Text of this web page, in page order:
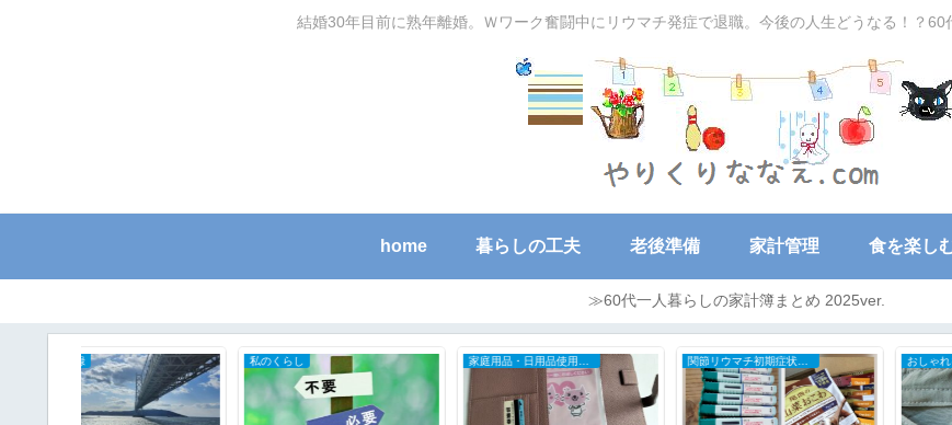
結婚30年目前に熟年離婚。Ｗワーク奮闘中にリウマチ発症で退職。今後の人生どうなる！？60
home 暮らしの工夫 老後準備 家計管理 食を楽し
≫60代一人暮らしの家計簿まとめ 2025ver.
節約ワザ 50～60代の家計簿 老化にあらがう